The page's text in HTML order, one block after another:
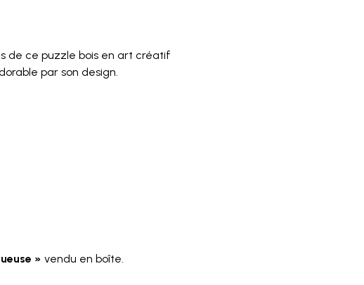
de ce puzzle bois en art créatif
par son design.
» vendu en boîte.